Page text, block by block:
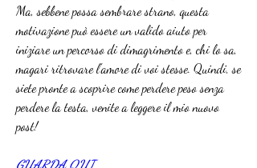
Ma, sebbene possa sembrare strano, questa
motivazione può essere un valido aiuto per
iniziare un percorso di dimagrimento e, chi lo sa,
magari ritrovare l'amore di voi stesse. Quindi, se
siete pronte a scoprire come perdere peso senza
perdere la testa, venite a leggere il mio nuovo
post!
GUARDA QUI